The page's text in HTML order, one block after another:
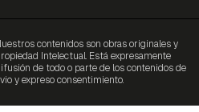
contenidos son obras originales y
Intelectual. Está expresamente
de todo o parte de los contenidos de
y expreso consentimiento.